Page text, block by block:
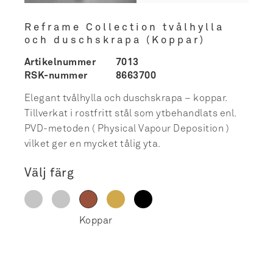
Reframe Collection tvålhylla
och duschskrapa (Koppar)
Artikelnummer
7013
RSK-nummer
8663700
Elegant tvålhylla och duschskrapa – koppar.
Tillverkat i rostfritt stål som ytbehandlats enl.
PVD-metoden ( Physical Vapour Deposition )
vilket ger en mycket tålig yta.
Välj färg